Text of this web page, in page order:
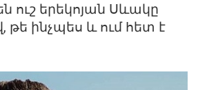
ուշ երեկոյան Սևակը
թե ինչպես և ում հետ է